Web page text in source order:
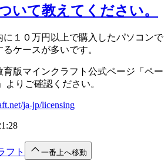
いて教えてください。
に１０万円以上で購入したパソコンで
ケースが多いです。
育版マインクラフト公式ページ「ペー
よりご確認ください。
ja-jp/licensing
フト 一番上へ移動